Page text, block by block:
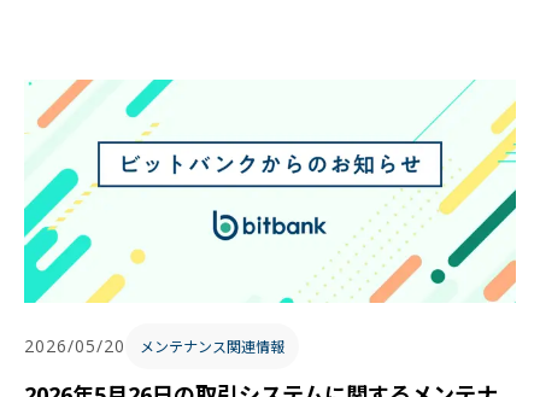
2026/05/20 メンテナンス関連情報